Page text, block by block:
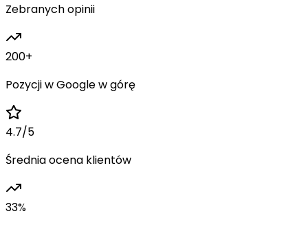
Zebranych opinii
200+
Pozycji w Google w górę
4.7/5
Średnia ocena klientów
33%